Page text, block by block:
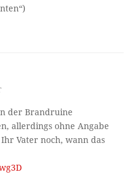
der Brandruine
allerdings ohne Angabe
Vater noch, wann das